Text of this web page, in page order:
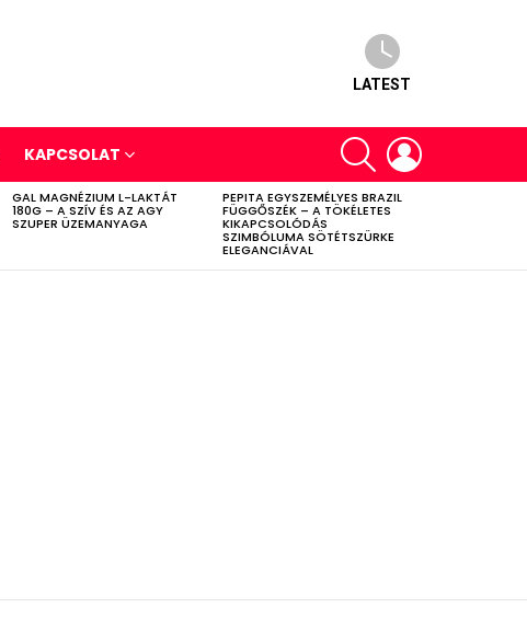
LATEST
KAPCSOLAT
SEARCH
GAL MAGNÉZIUM L-LAKTÁT
180G – A SZÍV ÉS AZ AGY
SZUPER ÜZEMANYAGA
PEPITA EGYSZEMÉLYES BRAZIL
FÜGGŐSZÉK – A TÖKÉLETES
KIKAPCSOLÓDÁS
SZIMBÓLUMA SÖTÉTSZÜRKE
ELEGANCIÁVAL